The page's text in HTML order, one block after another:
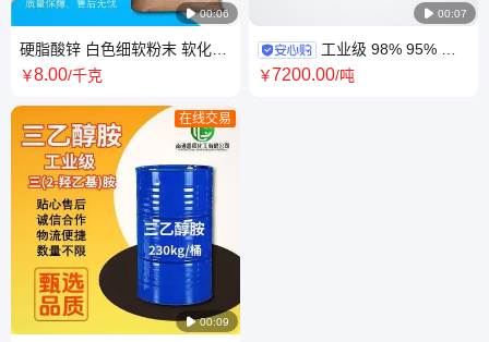
 00:06
硬脂酸锌 白色细软粉末 软化剂
吸湿性 557-05-1 不溶于水
￥8.00/千克
 00:09
在线交易
 00:07
工业级 98% 95% 磷
酸二氢钾 MKP 添加剂 发酵助
￥7200.00/吨